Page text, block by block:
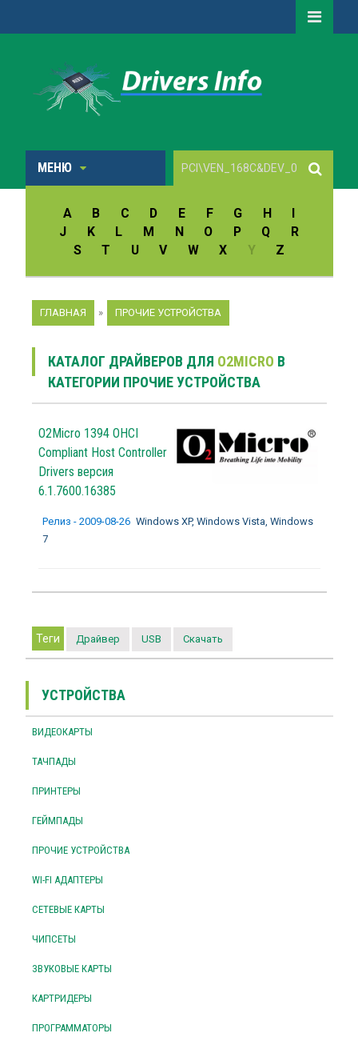
МЕНЮ
A B C D E F G H
I
J
K L M N O P Q
R
S
T U V W X Y Z
ГЛАВНАЯ » ПРОЧИЕ УСТРОЙСТВА
КАТАЛОГ ДРАЙВЕРОВ ДЛЯ O2MICRO В
КАТЕГОРИИ ПРОЧИЕ УСТРОЙСТВА
O2Micro 1394 OHCI
Compliant Host Controller
Drivers версия
6.1.7600.16385
Релиз - 2009-08-26 Windows XP, Windows Vista, Windows
7
Теги Драйвер USB Скачать
УСТРОЙСТВА
ВИДЕОКАРТЫ
ТАЧПАДЫ
ПРИНТЕРЫ
ГЕЙМПАДЫ
ПРОЧИЕ УСТРОЙСТВА
WI-FI АДАПТЕРЫ
СЕТЕВЫЕ КАРТЫ
ЧИПСЕТЫ
ЗВУКОВЫЕ КАРТЫ
КАРТРИДЕРЫ
ПРОГРАММАТОРЫ